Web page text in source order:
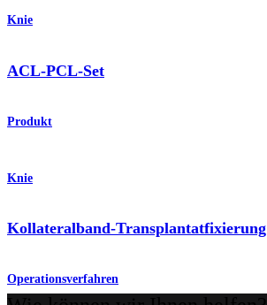
Knie
ACL-PCL-Set
Produkt
Knie
Kollateralband-Transplantatfixierung
Operationsverfahren